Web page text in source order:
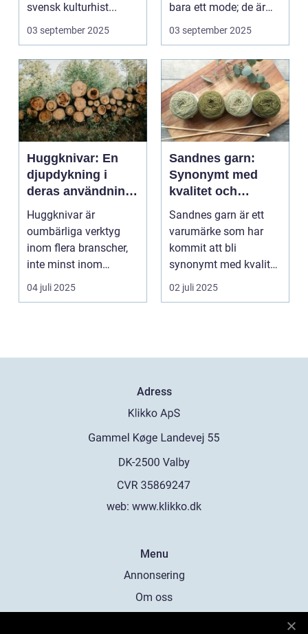
svensk kulturhist...
03 september 2025
bara ett mode; de är
uttryck f...
03 september 2025
Huggknivar: En
djupdykning i
deras användning
och betydelse
Huggknivar är
oumbärliga verktyg
inom flera branscher,
inte minst inom
skogsindustrin och ...
04 juli 2025
Sandnes garn:
Synonymt med
kvalitet och
tradition
Sandnes garn är ett
varumärke som har
kommit att bli
synonymt med kvalitet
och tradition i...
02 juli 2025
Adress
web: www.klikko.dk
Menu
Annonsering
Om oss